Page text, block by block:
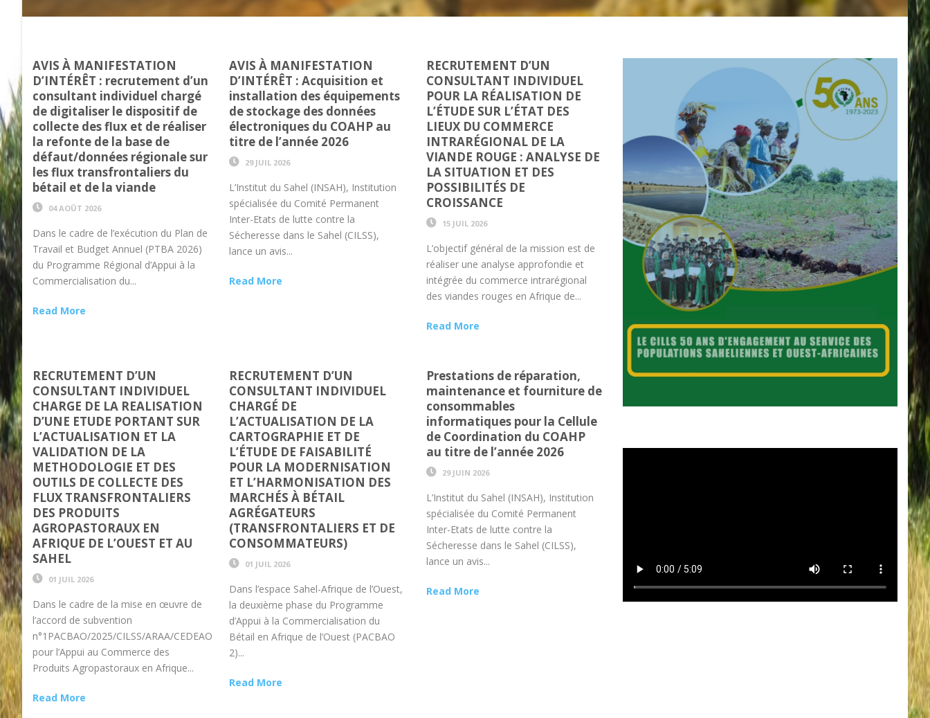
AVIS À MANIFESTATION
D’INTÉRÊT : recrutement d’un
consultant individuel chargé
de digitaliser le dispositif de
collecte des flux et de réaliser
la refonte de la base de
défaut/données régionale sur
les flux transfrontaliers du
bétail et de la viande
04 AOÛT 2026
Dans le cadre de l’exécution du Plan de
Travail et Budget Annuel (PTBA 2026)
du Programme Régional d’Appui à la
Commercialisation du...
Read More
AVIS À MANIFESTATION
D’INTÉRÊT : Acquisition et
installation des équipements
de stockage des données
électroniques du COAHP au
titre de l’année 2026
29 JUIL 2026
L’Institut du Sahel (INSAH), Institution
spécialisée du Comité Permanent
Inter-Etats de lutte contre la
Sécheresse dans le Sahel (CILSS),
lance un avis...
Read More
RECRUTEMENT D’UN
CONSULTANT INDIVIDUEL
POUR LA RÉALISATION DE
L’ÉTUDE SUR L’ÉTAT DES
LIEUX DU COMMERCE
INTRARÉGIONAL DE LA
VIANDE ROUGE : ANALYSE DE
LA SITUATION ET DES
POSSIBILITÉS DE
CROISSANCE
15 JUIL 2026
L’objectif général de la mission est de
réaliser une analyse approfondie et
intégrée du commerce intrarégional
des viandes rouges en Afrique de...
Read More
RECRUTEMENT D’UN
CONSULTANT INDIVIDUEL
CHARGE DE LA REALISATION
D’UNE ETUDE PORTANT SUR
L’ACTUALISATION ET LA
VALIDATION DE LA
METHODOLOGIE ET DES
OUTILS DE COLLECTE DES
FLUX TRANSFRONTALIERS
DES PRODUITS
AGROPASTORAUX EN
AFRIQUE DE L’OUEST ET AU
SAHEL
01 JUIL 2026
Dans le cadre de la mise en œuvre de
l’accord de subvention
n°1PACBAO/2025/CILSS/ARAA/CEDEAO
pour l’Appui au Commerce des
Produits Agropastoraux en Afrique...
Read More
RECRUTEMENT D’UN
CONSULTANT INDIVIDUEL
CHARGÉ DE
L’ACTUALISATION DE LA
CARTOGRAPHIE ET DE
L’ÉTUDE DE FAISABILITÉ
POUR LA MODERNISATION
ET L’HARMONISATION DES
MARCHÉS À BÉTAIL
AGRÉGATEURS
(TRANSFRONTALIERS ET DE
CONSOMMATEURS)
01 JUIL 2026
Dans l’espace Sahel-Afrique de l’Ouest,
la deuxième phase du Programme
d’Appui à la Commercialisation du
Bétail en Afrique de l’Ouest (PACBAO
2)...
Read More
Prestations de réparation,
maintenance et fourniture de
consommables
informatiques pour la Cellule
de Coordination du COAHP
au titre de l’année 2026
29 JUIN 2026
L’Institut du Sahel (INSAH), Institution
spécialisée du Comité Permanent
Inter-Etats de lutte contre la
Sécheresse dans le Sahel (CILSS),
lance un avis...
Read More